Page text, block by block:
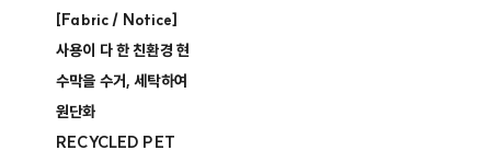
[Fabric / Notice]
사용이 다 한 친환경 현
수막을 수거, 세탁하여
원단화
RECYCLED PET